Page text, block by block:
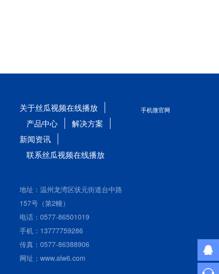
关于丝瓜视频在线播放
产品中心
解决方案
新闻资讯
联系丝瓜视频在线播放
地址：温州龙湾区状元街道台中路
157号（第2幢）
电话：0577-86501019
手机：13777759286
传真：0577-86388906
网址：www.alw6.com
手机微官网